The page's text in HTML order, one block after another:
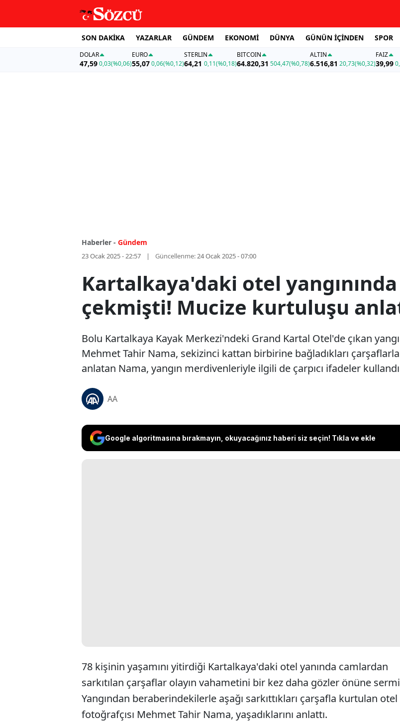
SON DAKİKA YAZARLAR GÜNDEM EKONOMİ DÜNYA GÜNÜN İÇİNDEN SPOR
DOLAR
47,590,03(%0,06)
EURO
55,07 0,06(%0,12)
STERLIN
64,21 0,11(%0,18)
BITCOIN
64.820,31 504,47(%0,78)
ALTIN
6.516,81 20,73(%0,32)
FAİZ
39,99
Haberler - Gündem
23 Ocak 2025 - 22:57 Güncellenme:24 Ocak 2025 - 07:00
Kartalkaya'daki otel
çekmişti! Mucize kurtuluşu
Bolu Kartalkaya Kayak Merkezi'ndeki Grand Kartal Otel'de çıkan
Mehmet Tahir Nama, sekizinci kattan birbirine bağladıkları
anlatan Nama, yangın merdivenleriyle ilgili de çarpıcı ifadeler
AA
Google algoritmasına bırakmayın, okuyacağınız haberi siz seçin! Tıkla ve ekle
78 kişinin yaşamını yitirdiği Kartalkaya'daki otel yanında camlardan
sarkıtılan çarşaflar olayın vahametini bir kez daha gözler önüne
Yangından beraberindekilerle aşağı sarkıttıkları çarşafla kurtulan otel
fotoğrafçısı Mehmet Tahir Nama, yaşadıklarını anlattı.